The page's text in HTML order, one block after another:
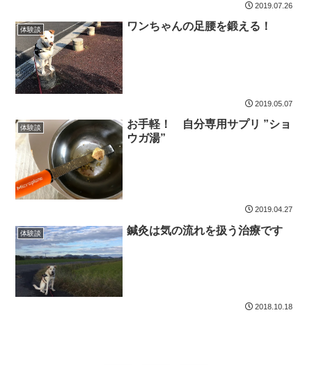
2019.07.26
体験談 ワンちゃんの足腰を鍛える！
2019.05.07
体験談
お手軽！ 自分専用サプリ ”ショ
ウガ湯”
2019.04.27
体験談 鍼灸は気の流れを扱う治療です
2018.10.18